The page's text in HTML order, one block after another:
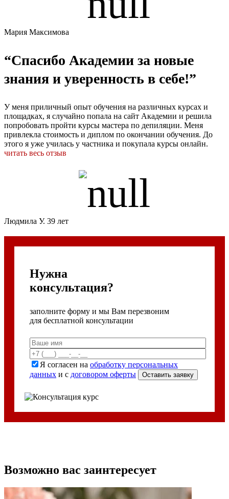
Мария Максимова
“Спасибо Академии за новые
знания и уверенность в себе!”
У меня приличный опыт обучения на различных курсах и
площадках, я случайно попала на сайт Академии и решила
попробовать пройти курсы мастера по депиляции. Меня
привлекла стоимость и диплом по окончании обучения. До
этого я уже училась у частника и покупала курсы онлайн.
читать весь отзыв
Людмила У. 39 лет
Нужна
консультация?
заполните форму и мы Вам перезвоним
для бесплатной консультации
Я согласен на обработку персональных
данных и с договором оферты
Возможно вас заинтересует